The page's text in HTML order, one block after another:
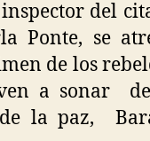
del
Ponte, se
de los
a sonar
la paz,